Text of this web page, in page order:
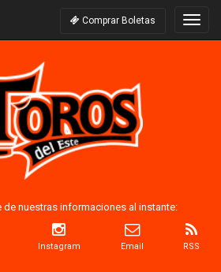
Comprar Boletas
de nuestras informaciones al instante:
Instagram Email RSS